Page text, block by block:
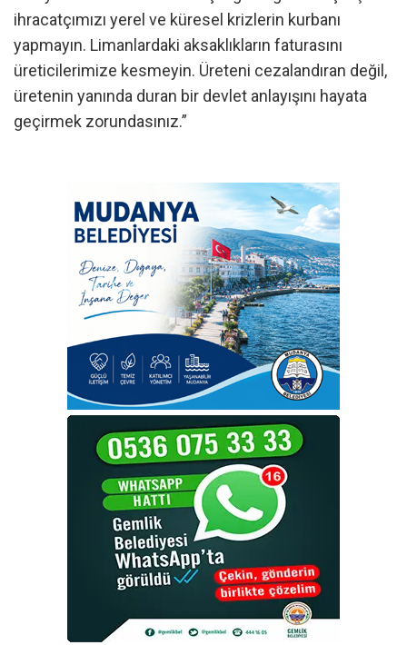
ihracatçımızı yerel ve küresel krizlerin kurbanı
yapmayın. Limanlardaki aksaklıkların faturasını
üreticilerimize kesmeyin. Üreteni cezalandıran değil,
üretenin yanında duran bir devlet anlayışını hayata
geçirmek zorundasınız.”